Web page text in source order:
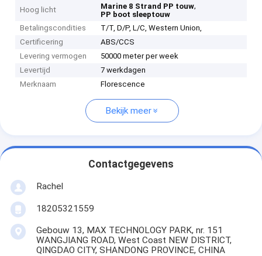
Hoog licht Marine 8 Strand PP touw,
PP boot sleeptouw
Betalingscondities
T/T, D/P, L/C, Western Union,
Certificering
ABS/CCS
Levering vermogen
50000 meter per week
Levertijd
7 werkdagen
Merknaam
Florescence
Bekijk meer
Contactgegevens
Rachel
18205321559
Gebouw 13, MAX TECHNOLOGY PARK, nr. 151
WANGJIANG ROAD, West Coast NEW DISTRICT,
QINGDAO CITY, SHANDONG PROVINCE, CHINA